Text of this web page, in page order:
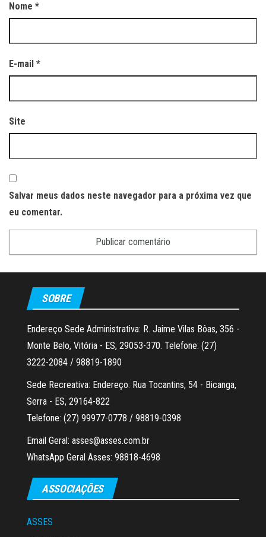
Nome *
E-mail *
Site
Salvar meus dados neste navegador para a próxima vez que
eu comentar.
SOBRE
Endereço Sede Administrativa: R. Jaime Vilas Bôas, 356 -
Monte Belo, Vitória - ES, 29053-370. Telefone: (27)
3222-2084 / 98819-1890
Sede Recreativa: Endereço: Rua Tocantins, 54 - Bicanga,
Serra - ES, 29164-822
Telefone: (27) 99977-0778 / 98819-0398
Email Geral: asses@asses.com.br
WhatsApp Geral Asses: 98818-4698
ASSOCIAÇÕES
ASSES